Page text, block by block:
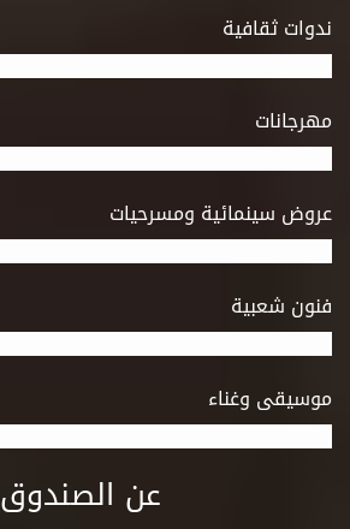
ندوات ثقافية
مهرجانات
عروض سينمائية ومسرحيات
فنون شعبية
موسيقى وغناء
عن الصندوق